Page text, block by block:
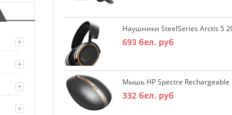
Наушники SteelSeries Arctis 5
693 бел. руб
Мышь HP Spectre Rechargeable
332 бел. руб